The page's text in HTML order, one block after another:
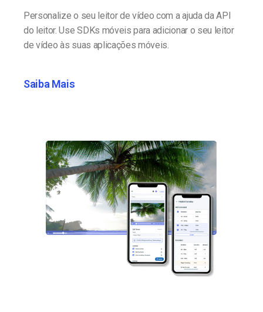
Personalize o seu leitor de vídeo com a ajuda da API
do leitor. Use SDKs móveis para adicionar o seu leitor
de vídeo às suas aplicações móveis.
Saiba Mais